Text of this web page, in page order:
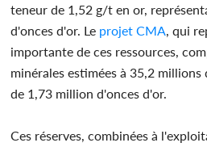
teneur de 1,52 g/t en or,
d'onces d'or. Le projet CMA , qui
importante de ces ressources,
minérales estimées à 35,2
de 1,73 million d'onces d'or.
Ces réserves, combinées à